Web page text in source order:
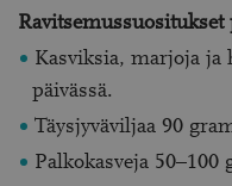
Ravitsemussuositukset
Kasviksia, marjoja ja
päivässä.
Täysjyväviljaa 90
Palkokasveja 50–100